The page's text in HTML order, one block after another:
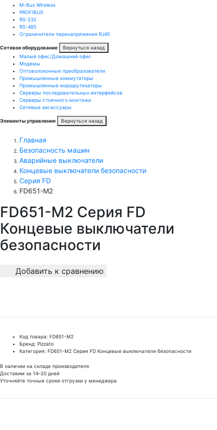
M-Bus Wireless
PROFIBUS
RS-232
RS-485
Ограничители перенапряжения RJ45
Сетевое оборудование
Вернуться назад
Малый офис/Домашний офис
Модемы
Оптоволоконные преобразователи
Промышленные коммутаторы
Промышленные маршрутизаторы
Серверы последовательных интерфейсов
Серверы стоечного монтажа
Сетевые аксессуары
Элементы управления Вернуться назад
Главная
Безопасность машин
Аварийные выключатели
Концевые выключатели безопасности
Серия FD
FD651-M2
FD651-M2 Серия FD
Концевые выключатели
безопасности
Добавить к сравнению
Код товара: FD651-M2
Бренд: Pizzato
Категория: FD651-M2 Серия FD Концевые выключатели безопасности
В наличии на складе производителя
Доставим за 14–20 дней
Уточняйте точные сроки отгрузки у менеджера